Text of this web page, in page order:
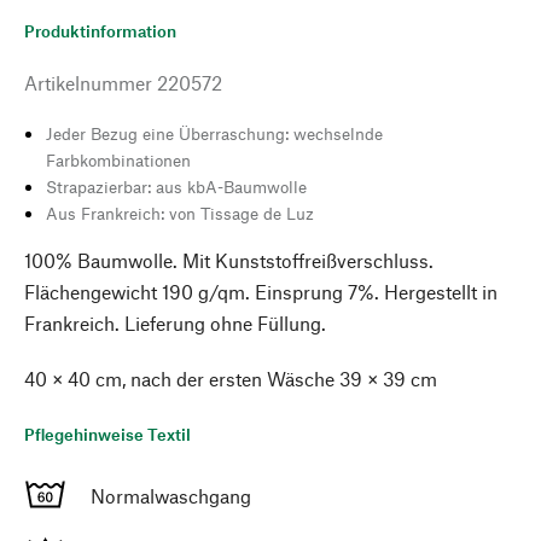
Produktinformation
Artikelnummer 220572
Jeder Bezug eine Überraschung: wechselnde
Farbkombinationen
Strapazierbar: aus kbA-Baumwolle
Aus Frankreich: von Tissage de Luz
100% Baumwolle. Mit Kunststoffreißverschluss.
Flächengewicht 190 g/qm. Einsprung 7%. Hergestellt in
Frankreich. Lieferung ohne Füllung.
40 × 40 cm, nach der ersten Wäsche 39 × 39 cm
Pflegehinweise Textil
Normalwaschgang